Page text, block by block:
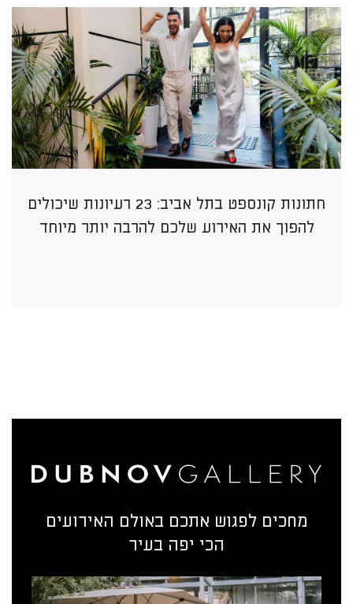
חתונות קונספט בתל אביב: 23 רעיונות שיכולים
להפוך את האירוע שלכם להרבה יותר מיוחד
מחכים לפגוש אתכם באולם האירועים
הכי יפה בעיר